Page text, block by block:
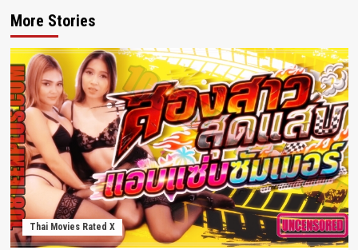
More Stories
Thai Movies Rated X